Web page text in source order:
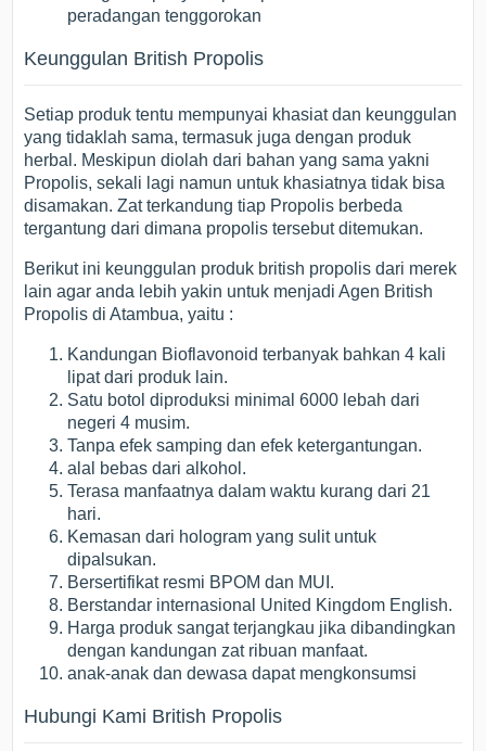
peradangan tenggorokan
Keunggulan British Propolis
Setiap produk tentu mempunyai khasiat dan keunggulan
yang tidaklah sama, termasuk juga dengan produk
herbal. Meskipun diolah dari bahan yang sama yakni
Propolis, sekali lagi namun untuk khasiatnya tidak bisa
disamakan. Zat terkandung tiap Propolis berbeda
tergantung dari dimana propolis tersebut ditemukan.
Berikut ini keunggulan produk british propolis dari merek
lain agar anda lebih yakin untuk menjadi Agen British
Propolis di Atambua, yaitu :
Kandungan Bioflavonoid terbanyak bahkan 4 kali
lipat dari produk lain.
Satu botol diproduksi minimal 6000 lebah dari
negeri 4 musim.
Tanpa efek samping dan efek ketergantungan.
alal bebas dari alkohol.
Terasa manfaatnya dalam waktu kurang dari 21
hari.
Kemasan dari hologram yang sulit untuk
dipalsukan.
Bersertifikat resmi BPOM dan MUI.
Berstandar internasional United Kingdom English.
Harga produk sangat terjangkau jika dibandingkan
dengan kandungan zat ribuan manfaat.
anak-anak dan dewasa dapat mengkonsumsi
Hubungi Kami British Propolis